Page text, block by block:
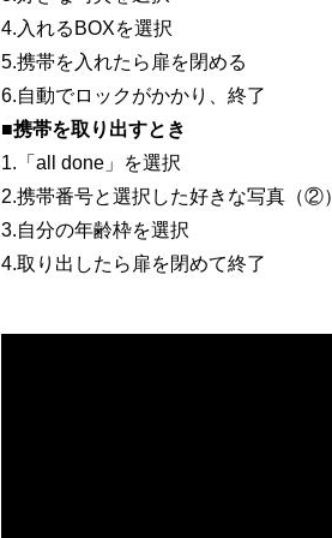
4.入れるBOXを選択
5.携帯を入れたら扉を閉める
6.自動でロックがかかり、終了
■携帯を取り出すとき
1.「all done」を選択
2.携帯番号と選択した好きな写真（②
3.自分の年齢枠を選択
4.取り出したら扉を閉めて終了